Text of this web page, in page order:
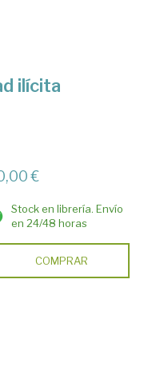
ilícita
€
Stock en librería. Envío
en 24/48 horas
COMPRAR